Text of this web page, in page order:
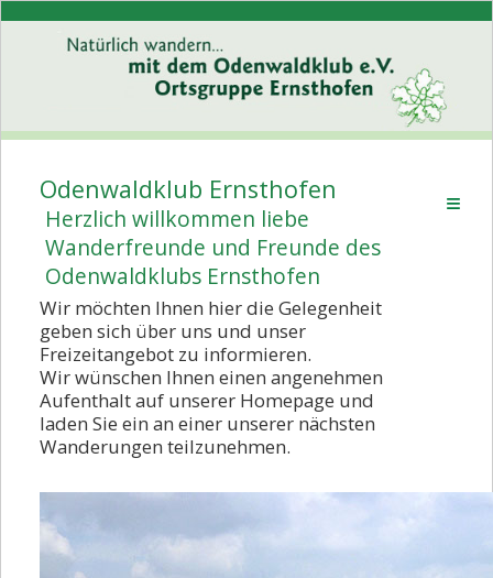
Willkommen
Wer wir sind
Programm
Rückblick
Links
Kontakt
Vorstand informiert
Klubnachrichten
Mundartweg
Odenwaldklub Ernsthofen
Herzlich willkommen liebe
Wanderfreunde und Freunde des
Odenwaldklubs Ernsthofen
Wir möchten Ihnen hier die Gelegenheit
geben sich über uns und unser
Freizeitangebot zu informieren.
Wir wünschen Ihnen einen angenehmen
Aufenthalt auf unserer Homepage und
laden Sie ein an einer unserer nächsten
Wanderungen teilzunehmen.